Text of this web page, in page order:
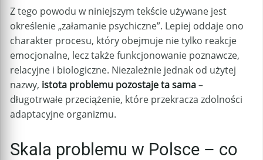
Z tego powodu w niniejszym tekście używane jest
określenie „załamanie psychiczne”. Lepiej oddaje ono
charakter procesu, który obejmuje nie tylko reakcje
emocjonalne, lecz także funkcjonowanie poznawcze,
relacyjne i biologiczne. Niezależnie jednak od użytej
nazwy, istota problemu pozostaje ta sama–
długotrwałe przeciążenie, które przekracza zdolności
adaptacyjne organizmu.
Skala problemu w Polsce – co